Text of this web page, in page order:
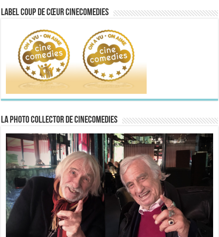
Label Coup de Cœur CineComedies
La Photo collector de CineComedies